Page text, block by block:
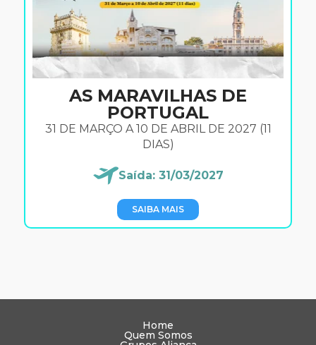
AS MARAVILHAS DE
PORTUGAL
31 DE MARÇO A 10 DE ABRIL DE 2027 (11
DIAS)
Saída: 31/03/2027
SAIBA MAIS
Home
Quem Somos